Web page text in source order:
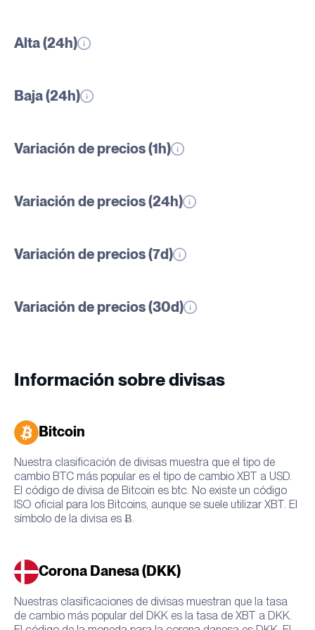
Alta (24h)
Baja (24h)
Variación de precios (1h)
Variación de precios (24h)
Variación de precios (7d)
Variación de precios (30d)
Información sobre divisas
Bitcoin
Nuestra clasificación de divisas muestra que el tipo de
cambio BTC más popular es el tipo de cambio XBT a USD.
El código de divisa de Bitcoin es btc. No existe un código
ISO oficial para los Bitcoins, aunque se suele utilizar XBT. El
símbolo de la divisa es Ƀ.
Corona Danesa (DKK)
Nuestras clasificaciones de divisas muestran que la tasa
de cambio más popular del DKK es la tasa de XBT a DKK.